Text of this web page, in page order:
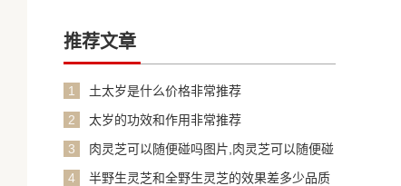
推荐文章
1
土太岁是什么价格非常推荐
2
太岁的功效和作用非常推荐
3
肉灵芝可以随便碰吗图片,肉灵芝可以随便碰
4
半野生灵芝和全野生灵芝的效果差多少品质